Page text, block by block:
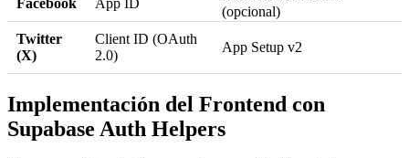
(opcional)
Twitter
(X)
Client ID (OAuth
2.0)
App Setup v2
Implementación del Frontend con
Supabase Auth Helpers